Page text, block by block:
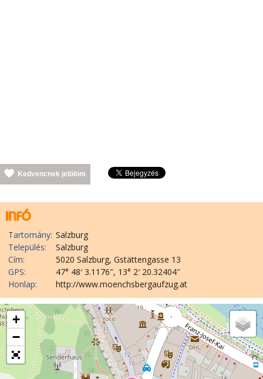
Kedvencnek jelölöm
Tartomány: Salzburg
Település:
Salzburg
Cím:
5020 Salzburg, Gstättengasse 13
GPS:
47° 48′ 3.1176″, 13° 2′ 20.32404″
Honlap:
http://www.moenchsbergaufzug.at
+
−